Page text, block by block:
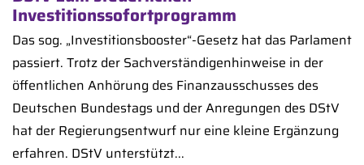
Investitionssofortprogramm
Das sog. „Investitionsbooster“-Gesetz hat das Parlament
passiert. Trotz der Sachverständigenhinweise in der
öffentlichen Anhörung des Finanzausschusses des
Deutschen Bundestags und der Anregungen des DStV
hat der Regierungsentwurf nur eine kleine Ergänzung
erfahren. DStV unterstützt...